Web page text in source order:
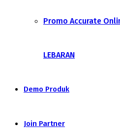
Promo Accurate
LEBARAN
Demo Produk
Join Partner